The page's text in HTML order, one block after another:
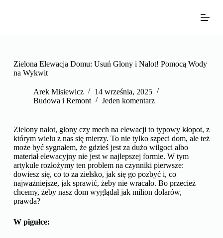
d
Zielona Elewacja Domu: Usuń Glony i Nalot! Pomocą Wody
na Wykwit
Arek Misiewicz
14 września, 2025
Budowa i Remont
Jeden komentarz
Zielony nalot, glony czy mech na elewacji to typowy kłopot, z
którym wielu z nas się mierzy. To nie tylko szpeci dom, ale też
może być sygnałem, że gdzieś jest za dużo wilgoci albo
materiał elewacyjny nie jest w najlepszej formie. W tym
artykule rozłożymy ten problem na czynniki pierwsze:
dowiesz się, co to za zielsko, jak się go pozbyć i, co
najważniejsze, jak sprawić, żeby nie wracało. Bo przecież
chcemy, żeby nasz dom wyglądał jak milion dolarów,
prawda?
W pigułce: